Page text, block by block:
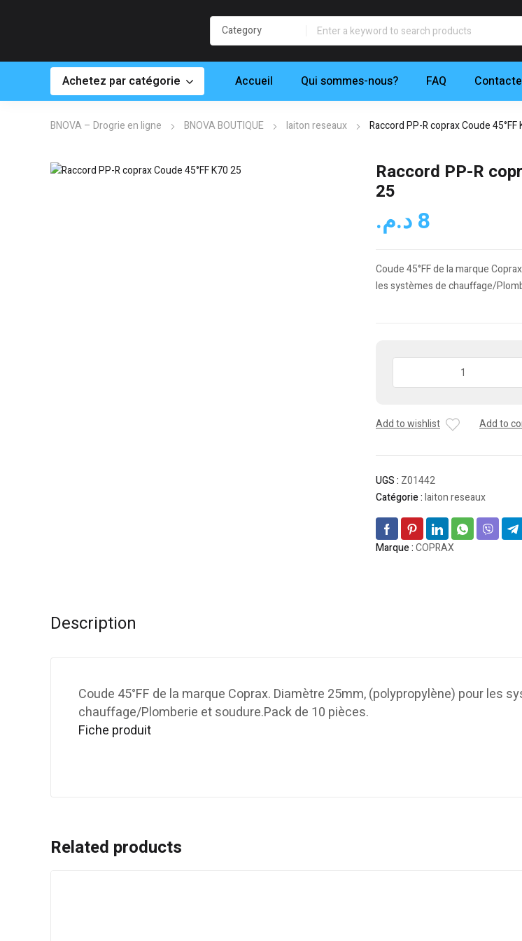
Achetez par catégorie Accueil Qui sommes-nous? FAQ
BNOVA – Drogrie en ligne BNOVA BOUTIQUE laiton reseaux Raccord PP-R coprax Coude 45°FF
Raccord PP-R
25
8د.م.
Coude 45°FF de la marque
les systèmes de chauffage/
R
K70
25
Add to wishlist Add to
UGS : Z01442
Catégorie :laiton reseaux
Marque :COPRAX
Description
Coude 45°FF de la marque Coprax. Diamètre 25mm, (polypropylène) pour les
chauffage/Plomberie et soudure.Pack de 10 pièces.
Fiche produit
Related products